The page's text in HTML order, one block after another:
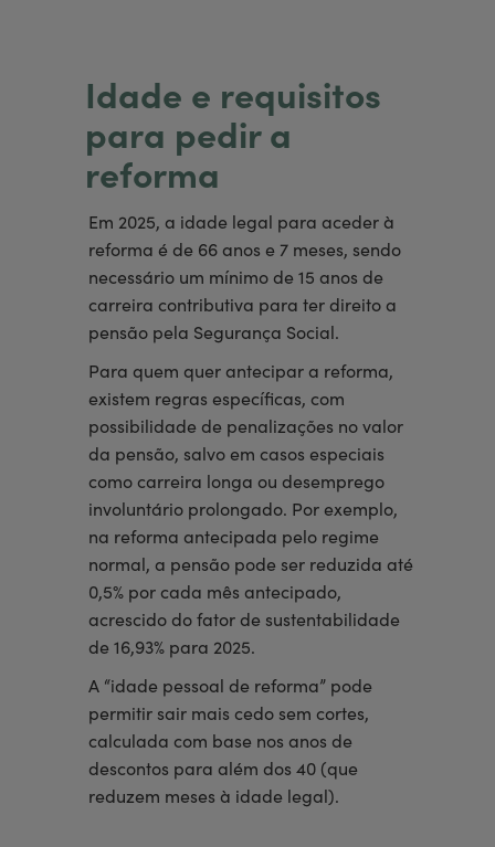
Idade e requisitos
para pedir a
reforma
Em 2025, a idade legal para aceder à
reforma é de 66 anos e 7 meses, sendo
necessário um mínimo de 15 anos de
carreira contributiva para ter direito a
pensão pela Segurança Social.
Para quem quer antecipar a reforma,
existem regras específicas, com
possibilidade de penalizações no valor
da pensão, salvo em casos especiais
como carreira longa ou desemprego
involuntário prolongado. Por exemplo,
na reforma antecipada pelo regime
normal, a pensão pode ser reduzida até
0,5% por cada mês antecipado,
acrescido do fator de sustentabilidade
de 16,93% para 2025.
A “idade pessoal de reforma” pode
permitir sair mais cedo sem cortes,
calculada com base nos anos de
descontos para além dos 40 (que
reduzem meses à idade legal).